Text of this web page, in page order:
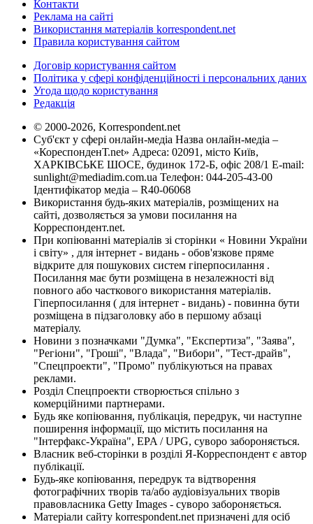
Контакти
Реклама на сайті
Використання матеріалів korrespondent.net
Правила користування сайтом
Договір користування сайтом
Політика у сфері конфіденційності і персональних даних
Угода щодо користування
Редакція
© 2000-2026, Korrespondent.net
Суб'єкт у сфері онлайн-медіа Назва онлайн-медіа –
«КореспонденТ.net» Адреса: 02091, місто Київ,
ХАРКІВСЬКЕ ШОСЕ, будинок 172-Б, офіс 208/1 E-mail:
sunlight@mediadim.com.ua Телефон: 044-205-43-00
Ідентифікатор медіа – R40-06068
Використання будь-яких матеріалів, розміщених на
сайті, дозволяється за умови посилання на
Корреспондент.net.
При копіюванні матеріалів зі сторінки « Новини України
і світу» , для інтернет - видань - обов'язкове пряме
відкрите для пошукових систем гіперпосилання .
Посилання має бути розміщена в незалежності від
повного або часткового використання матеріалів.
Гіперпосилання ( для інтернет - видань) - повинна бути
розміщена в підзаголовку або в першому абзаці
матеріалу.
Новини з позначками "Думка", "Експертиза", "Заява",
"Регіони", "Гроші", "Влада", "Вибори", "Тест-драйв",
"Спецпроекти", "Промо" публікуються на правах
реклами.
Розділ Спецпроекти створюється спільно з
комерційними партнерами.
Будь яке копіювання, публікація, передрук, чи наступне
поширення інформації, що містить посилання на
"Інтерфакс-Україна", EPA / UPG, суворо забороняється.
Власник веб-сторінки в розділі Я-Корреспондент є автор
публікації.
Будь-яке копіювання, передрук та відтворення
фотографічних творів та/або аудіовізуальних творів
правовласника Getty Images - суворо забороняється.
Матеріали сайту korrespondent.net призначені для осіб